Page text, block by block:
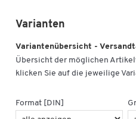
Varianten
Variantenübersicht -
Übersicht der möglichen
klicken Sie auf die jeweilige
Format [DIN]